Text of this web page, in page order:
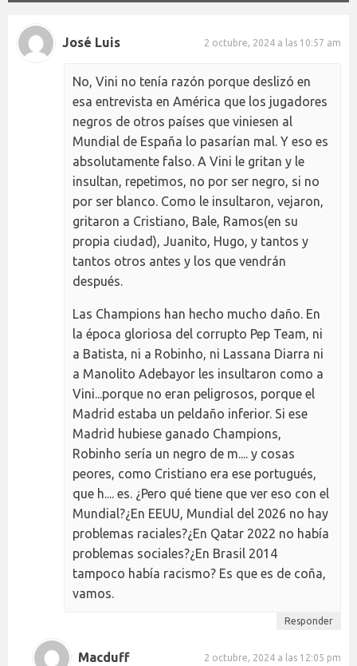
José Luis 2 octubre, 2024 a las 10:57 am
No, Vini no tenía razón porque deslizó en
esa entrevista en América que los jugadores
negros de otros países que viniesen al
Mundial de España lo pasarían mal. Y eso es
absolutamente falso. A Vini le gritan y le
insultan, repetimos, no por ser negro, si no
por ser blanco. Como le insultaron, vejaron,
gritaron a Cristiano, Bale, Ramos(en su
propia ciudad), Juanito, Hugo, y tantos y
tantos otros antes y los que vendrán
después.
Las Champions han hecho mucho daño. En
la época gloriosa del corrupto Pep Team, ni
a Batista, ni a Robinho, ni Lassana Diarra ni
a Manolito Adebayor les insultaron como a
Vini...porque no eran peligrosos, porque el
Madrid estaba un peldaño inferior. Si ese
Madrid hubiese ganado Champions,
Robinho sería un negro de m.... y cosas
peores, como Cristiano era ese portugués,
que h.... es. ¿Pero qué tiene que ver eso con el
Mundial?¿En EEUU, Mundial del 2026 no hay
problemas raciales?¿En Qatar 2022 no había
problemas sociales?¿En Brasil 2014
tampoco había racismo? Es que es de coña,
vamos.
Responder
Macduff 2 octubre, 2024 a las 12:05 pm